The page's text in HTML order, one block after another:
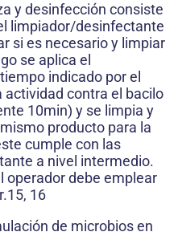
y desinfección consiste
limpiador/desinfectante
si es necesario y limpiar
se aplica el
indicado por el
contra el bacilo
10min) y se limpia y
producto para la
cumple con las
a nivel intermedio.
operador debe emplear
16
de microbios en